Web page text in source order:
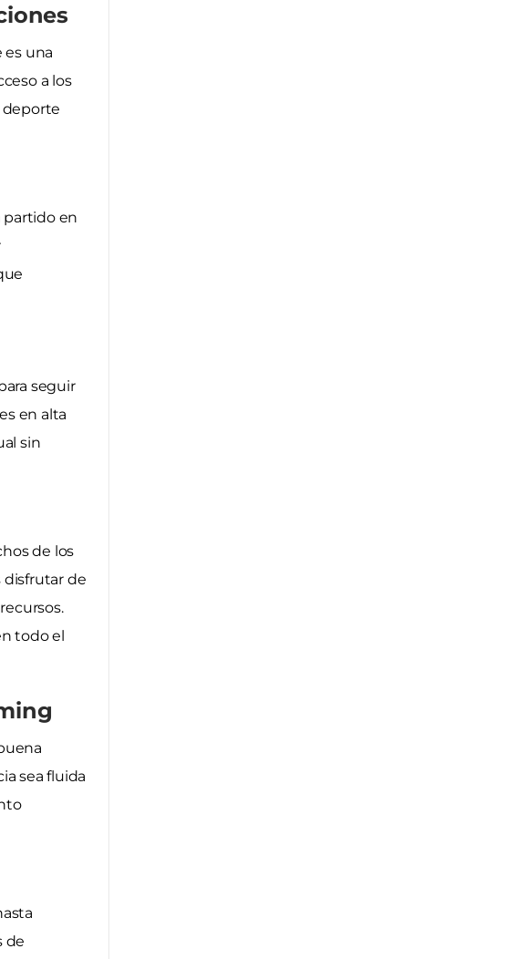
es una
a los
deporte
partido en
seguir
en alta
sin
de los
disfrutar de
todo el
sea fluida
de